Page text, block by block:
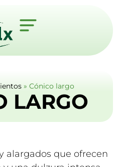
» Cónico largo
LARGO
alargados que ofrecen